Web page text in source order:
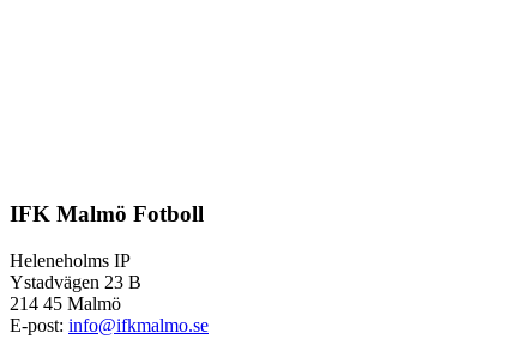
IFK Malmö Fotboll
Heleneholms IP
Ystadvägen 23 B
214 45 Malmö
E-post: info@ifkmalmo.se